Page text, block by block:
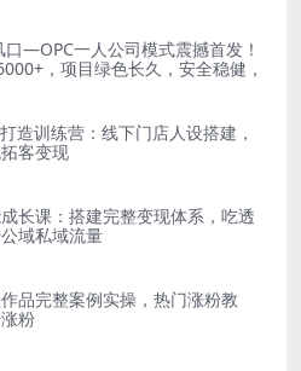
—OPC一人公司模式震撼首发！
，项目绿色长久，安全稳健，
造训练营：线下门店人设搭建，
客变现
长课：搭建完整变现体系，吃透
域私域流量
品完整案例实操，热门涨粉教
粉